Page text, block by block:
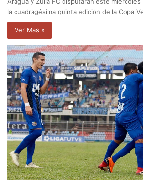
la cuadragésima quinta edición de la Copa
Ver Mas »